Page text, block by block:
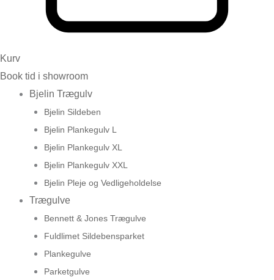
Kurv
Book tid i showroom
Bjelin Trægulv
Bjelin Sildeben
Bjelin Plankegulv L
Bjelin Plankegulv XL
Bjelin Plankegulv XXL
Bjelin Pleje og Vedligeholdelse
Trægulve
Bennett & Jones Trægulve
Fuldlimet Sildebensparket
Plankegulve
Parketgulve